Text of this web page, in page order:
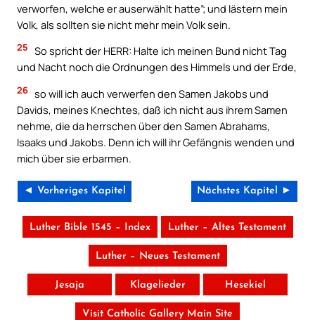
verworfen, welche er auserwählt hatte”; und lästern mein
Volk, als sollten sie nicht mehr mein Volk sein.
25 So spricht der HERR: Halte ich meinen Bund nicht Tag
und Nacht noch die Ordnungen des Himmels und der Erde,
26 so will ich auch verwerfen den Samen Jakobs und
Davids, meines Knechtes, daß ich nicht aus ihrem Samen
nehme, die da herrschen über den Samen Abrahams,
Isaaks und Jakobs. Denn ich will ihr Gefängnis wenden und
mich über sie erbarmen.
◄ Vorheriges Kapitel Nächstes Kapitel ►
Luther Bible 1545 – Index Luther – Altes Testament
Luther – Neues Testament
Jesaja Klagelieder Hesekiel
Visit Catholic Gallery Main Site